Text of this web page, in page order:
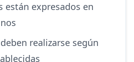
están expresados en
realizarse según